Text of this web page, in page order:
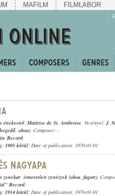
MAFILM FILMLABOR
énekesnő, Maitrise de St. Ambroise, Vezényel:J.
hegedű, oboa); Composer: -
Record;
1905 körül; Date of publication: 1970-01-01
zenekar, ismeretlen zenészek (oboa, fagott);
Record;
1914 körül; Date of publication: 1970-01-01